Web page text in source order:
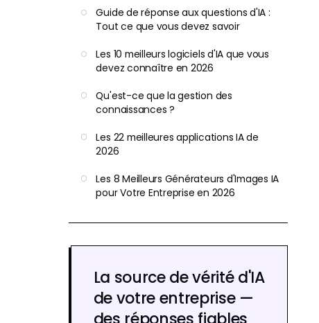
Guide de réponse aux questions d'IA :
Tout ce que vous devez savoir
Les 10 meilleurs logiciels d'IA que vous
devez connaître en 2026
Qu'est-ce que la gestion des
connaissances ?
Les 22 meilleures applications IA de
2026
Les 8 Meilleurs Générateurs d'Images IA
pour Votre Entreprise en 2026
La source de vérité d'IA
de votre entreprise —